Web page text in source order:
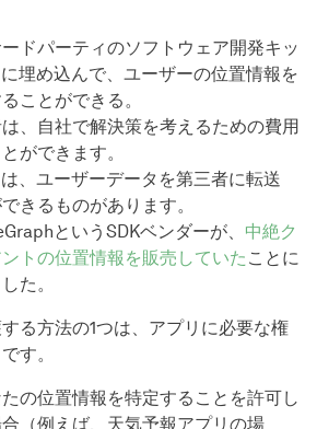
ドパーティのソフトウェア開発キッ
埋め込んで、ユーザーの位置情報を
ことができる。
、自社で解決策を考えるための費用
ができます。
、ユーザーデータを第三者に転送
きるものがあります。
というSDKベンダーが、 中絶ク
トの位置情報を販売していた ことに
た。
る方法の1つは、アプリに必要な権
す。
の位置情報を特定することを許可し
（例えば、天気予報アプリの場